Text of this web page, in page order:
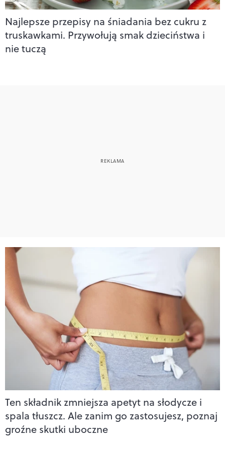
Najlepsze przepisy na śniadania bez cukru z
truskawkami. Przywołują smak dzieciństwa i
nie tuczą
Ten składnik zmniejsza apetyt na słodycze i
spala tłuszcz. Ale zanim go zastosujesz, poznaj
groźne skutki uboczne